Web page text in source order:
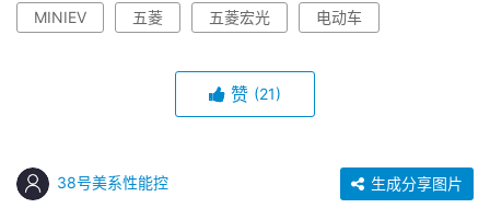
MINIEV 五菱 五菱宏光 电动车
赞 (21)
38号美系性能控 生成分享图片